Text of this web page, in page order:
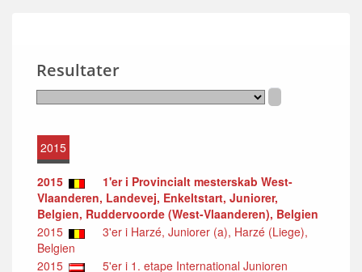
Resultater
2015
2015
1'er i Provincialt mesterskab West-
Vlaanderen, Landevej, Enkeltstart, Juniorer,
Belgien, Ruddervoorde (West-Vlaanderen), Belgien
2015
3'er i Harzé, Juniorer (a), Harzé (Liege),
Belgien
2015
5'er i 1. etape International Junioren